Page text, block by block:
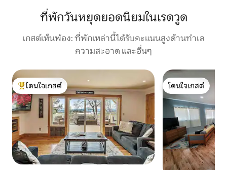
ที่พักวันหยุดยอดนิยมในเรดวูด
เกสต์เห็นพ้อง: ที่พักเหล่านี้ได้รับคะแนนสูงด้านทำเล
ความสะอาด และอื่นๆ
โดนใจเกสต์ที่สุด
โดนใจเกสต์
โดนใจเกสต์
โดนใจเกสต์